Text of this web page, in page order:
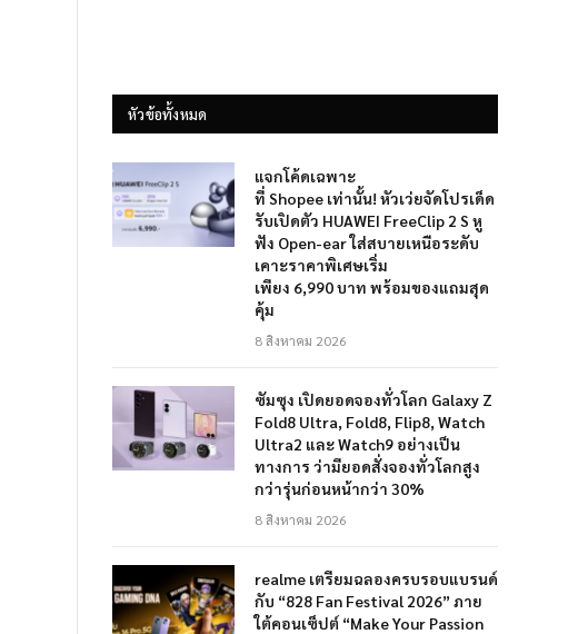
หัวข้อทั้งหมด
แจกโค้ดเฉพาะ
ที่ Shopee เท่านั้น! หัวเว่ยจัดโปรเด็ด
รับเปิดตัว HUAWEI FreeClip 2 S หู
ฟัง Open-ear ใส่สบายเหนือระดับ
เคาะราคาพิเศษเริ่ม
เพียง 6,990 บาท พร้อมของแถมสุด
คุ้ม
8 สิงหาคม 2026
ซัมซุง เปิดยอดจองทั่วโลก Galaxy Z
Fold8 Ultra, Fold8, Flip8, Watch
Ultra2 และ Watch9 อย่างเป็น
ทางการ ว่ามียอดสั่งจองทั่วโลกสูง
กว่ารุ่นก่อนหน้ากว่า 30%
8 สิงหาคม 2026
realme เตรียมฉลองครบรอบแบรนด์
กับ “828 Fan Festival 2026” ภาย
ใต้คอนเซ็ปต์ “Make Your Passion